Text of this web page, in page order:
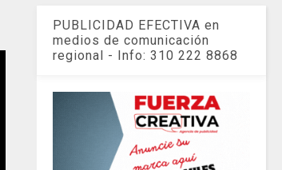
PUBLICIDAD EFECTIVA en
medios de comunicación
regional - Info: 310 222 8868